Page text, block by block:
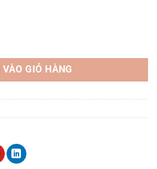
D75 số lượng
GIỎ HÀNG